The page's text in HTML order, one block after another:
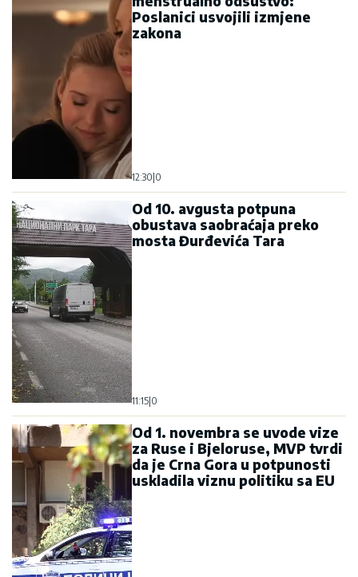
Poslanici usvojili izmjene
zakona
12:30|0
Od 10. avgusta potpuna
obustava saobraćaja preko
mosta Đurđevića Tara
11:15|0
Od 1. novembra se uvode vize
za Ruse i Bjeloruse, MVP tvrdi
da je Crna Gora u potpunosti
uskladila viznu politiku sa EU